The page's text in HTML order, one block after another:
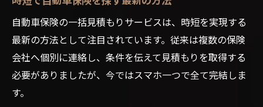
自動車保険の一括見積もりサービスは、時短を実現する
最新の方法として注目されています。従来は複数の保険
会社へ個別に連絡し、条件を伝えて見積もりを取得する
必要がありましたが、今ではスマホ一つで全て完結しま
す。